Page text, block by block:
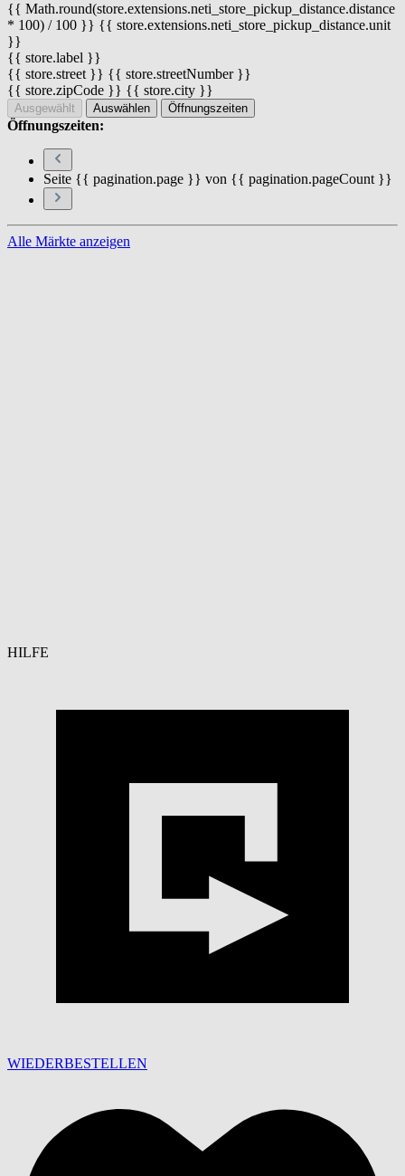
{{ Math.round(store.extensions.neti_store_pickup_distance.distance
* 100) / 100 }} {{ store.extensions.neti_store_pickup_distance.unit
}}
{{ store.label }}
{{ store.street }} {{ store.streetNumber }}
{{ store.zipCode }} {{ store.city }}
Ausgewählt Auswählen Öffnungszeiten
Öffnungszeiten:
Seite {{ pagination.page }} von {{ pagination.pageCount }}
Alle Märkte anzeigen
HILFE
WIEDERBESTELLEN